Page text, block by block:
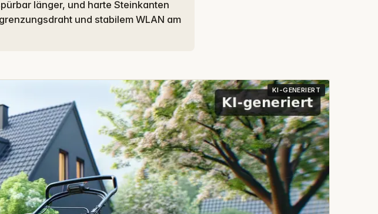
länger, und harte Steinkanten
und stabilem WLAN am
KI-GENERIERT